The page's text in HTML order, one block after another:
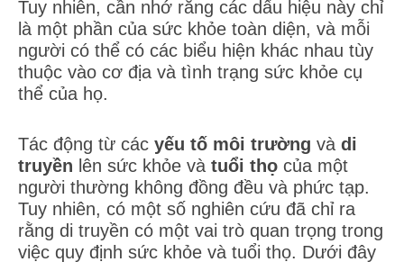
Tuy nhiên, cần nhớ rằng các dấu hiệu này chỉ
là một phần của sức khỏe toàn diện, và mỗi
người có thể có các biểu hiện khác nhau tùy
thuộc vào cơ địa và tình trạng sức khỏe cụ
thể của họ.
Tác động từ các yếu tố môi trường và di
truyền lên sức khỏe và tuổi thọ của một
người thường không đồng đều và phức tạp.
Tuy nhiên, có một số nghiên cứu đã chỉ ra
rằng di truyền có một vai trò quan trọng trong
việc quy định sức khỏe và tuổi thọ. Dưới đây